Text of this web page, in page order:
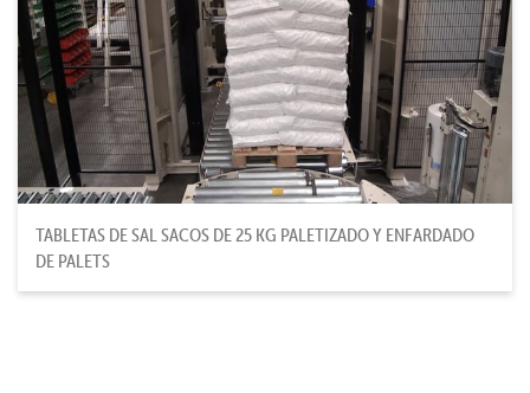
TABLETAS DE SAL SACOS DE 25 KG PALETIZADO Y ENFARDADO
DE PALETS